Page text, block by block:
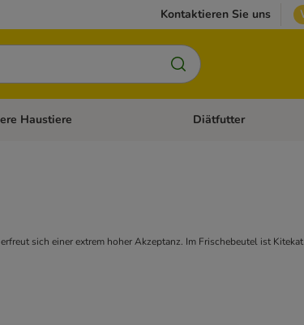
Kontaktieren Sie uns
Menü öffnen: Katzenfutter und Zubehör
Haustiere Kategorie-Menü
Diätfutter
sich einer extrem hoher Akzeptanz. Im Frischebeutel ist